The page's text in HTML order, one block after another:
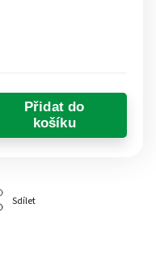
Přidat do
košíku
Sdílet